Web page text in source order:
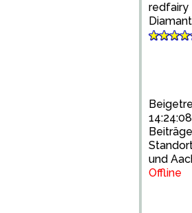
redfairy
14:24:08
und
Offline